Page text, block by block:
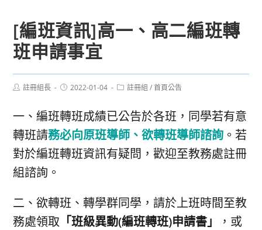
[編班資訊]高一、高二編班轉
班申請事宜
Post註冊組長
Post2022-01-04
Post註冊組 / 首頁公告
一、編班轉班成績已公告於各班，同學若有意
轉班請務必向原班導師、欲轉班導師諮詢 。若
對於編班轉班資訊有疑問，歡迎至教務處註冊
組諮詢。
二、欲轉班、轉學群同學，請於上班時間至教
務處領取 「班級異動(編班轉班)申請書」
，或